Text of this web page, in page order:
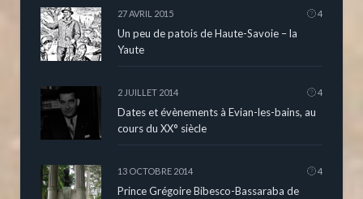
27 AVRIL 2015 4
Un peu de patois de Haute-Savoie – la
Yaute
2 JUILLET 2014 4
Dates et évènements à Evian-les-bains, au
cours du XX° siècle
13 OCTOBRE 2014 4
Prince Grégoire Bibesco-Bassaraba de